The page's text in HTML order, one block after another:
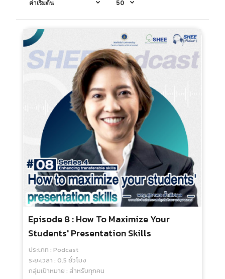
Episode 8 : How To Maximize Your
Students' Presentation Skills
ประเภท : Podcast
ระยะเวลา : 0.5 ชั่วโมง
กลุ่มเป้าหมาย : สำหรับทุกคน